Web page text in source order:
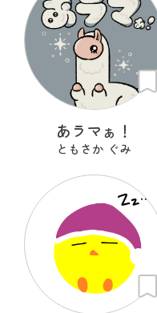
あラマぁ！
ともさか ぐみ